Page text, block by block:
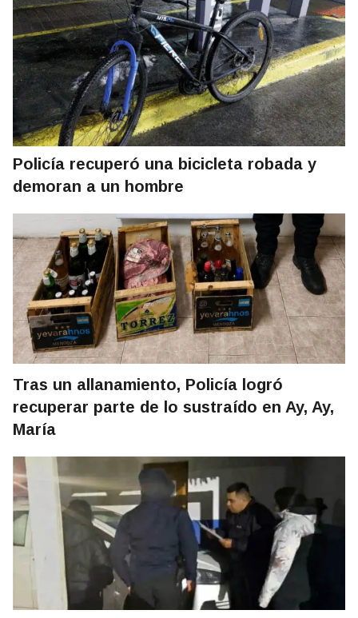
Policía recuperó una bicicleta robada y
demoran a un hombre
Tras un allanamiento, Policía logró
recuperar parte de lo sustraído en Ay, Ay,
María